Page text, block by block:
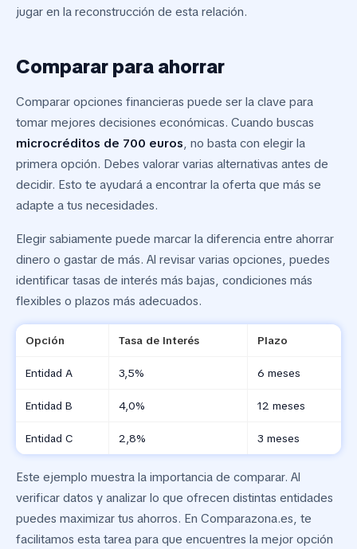
jugar en la reconstrucción de esta relación.
Comparar para ahorrar
Comparar opciones financieras puede ser la clave para
tomar mejores decisiones económicas. Cuando buscas
microcréditos de 700 euros, no basta con elegir la
primera opción. Debes valorar varias alternativas antes de
decidir. Esto te ayudará a encontrar la oferta que más se
adapte a tus necesidades.
Elegir sabiamente puede marcar la diferencia entre ahorrar
dinero o gastar de más. Al revisar varias opciones, puedes
identificar tasas de interés más bajas, condiciones más
flexibles o plazos más adecuados.
Opción Tasa de Interés Plazo
Entidad A 3,5% 6 meses
Entidad B 4,0% 12 meses
Entidad C 2,8% 3 meses
Este ejemplo muestra la importancia de comparar. Al
verificar datos y analizar lo que ofrecen distintas entidades
puedes maximizar tus ahorros. En Comparazona.es, te
facilitamos esta tarea para que encuentres la mejor opción